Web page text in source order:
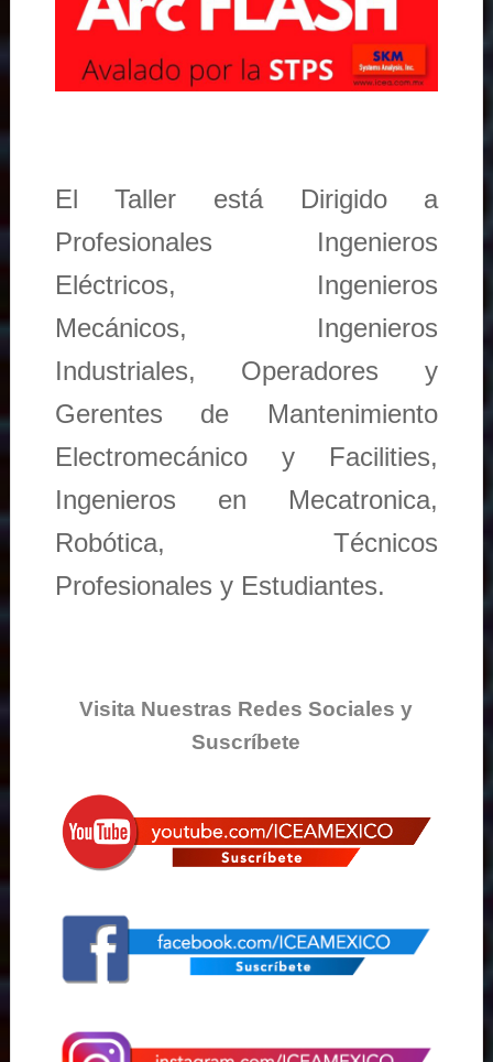
El Taller está Dirigido a
Profesionales Ingenieros
Eléctricos, Ingenieros
Mecánicos, Ingenieros
Industriales, Operadores y
Gerentes de Mantenimiento
Electromecánico y Facilities,
Ingenieros en Mecatronica,
Robótica, Técnicos
Profesionales y Estudiantes.
Visita Nuestras Redes Sociales y
Suscríbete